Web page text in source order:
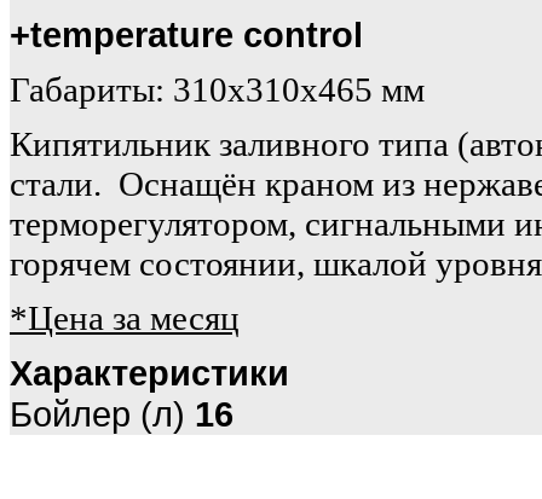
+temperature control
Габариты: 310x310x465 мм
Кипятильник заливного типа
стали. Оснащён краном из
терморегулятором, сигнальными
горячем состоянии, шкалой
*Цена за месяц
Характеристики
Бойлер (л) 16